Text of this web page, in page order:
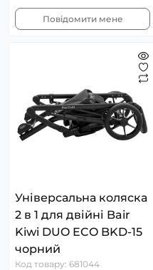
Повідомити мене
Універсальна коляска
2 в 1 для двійні Bair
Kiwi DUO ECO BKD-15
чорний
Код товару: 681044